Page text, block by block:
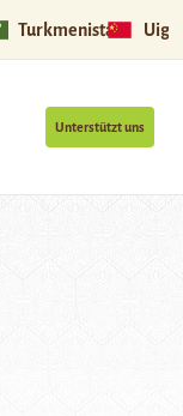
Turkmenistan
Unterstützt uns